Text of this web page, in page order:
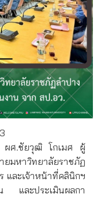
ผศ.ชัยวุฒิ โกเมศ ผู้
ยมหาวิทยาลัยราชภัฏ
และเจ้าหน้าที่คลินิกฯ
น และประเมินผลกา